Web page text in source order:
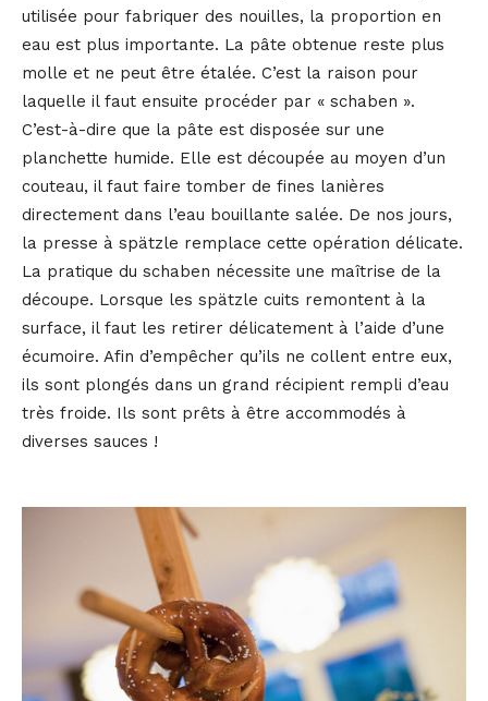
utilisée pour fabriquer des nouilles, la proportion en
eau est plus importante. La pâte obtenue reste plus
molle et ne peut être étalée. C’est la raison pour
laquelle il faut ensuite procéder par « schaben ».
C’est-à-dire que la pâte est disposée sur une
planchette humide. Elle est découpée au moyen d’un
couteau, il faut faire tomber de fines lanières
directement dans l’eau bouillante salée. De nos jours,
la presse à spätzle remplace cette opération délicate.
La pratique du schaben nécessite une maîtrise de la
découpe. Lorsque les spätzle cuits remontent à la
surface, il faut les retirer délicatement à l’aide d’une
écumoire. Afin d’empêcher qu’ils ne collent entre eux,
ils sont plongés dans un grand récipient rempli d’eau
très froide. Ils sont prêts à être accommodés à
diverses sauces !